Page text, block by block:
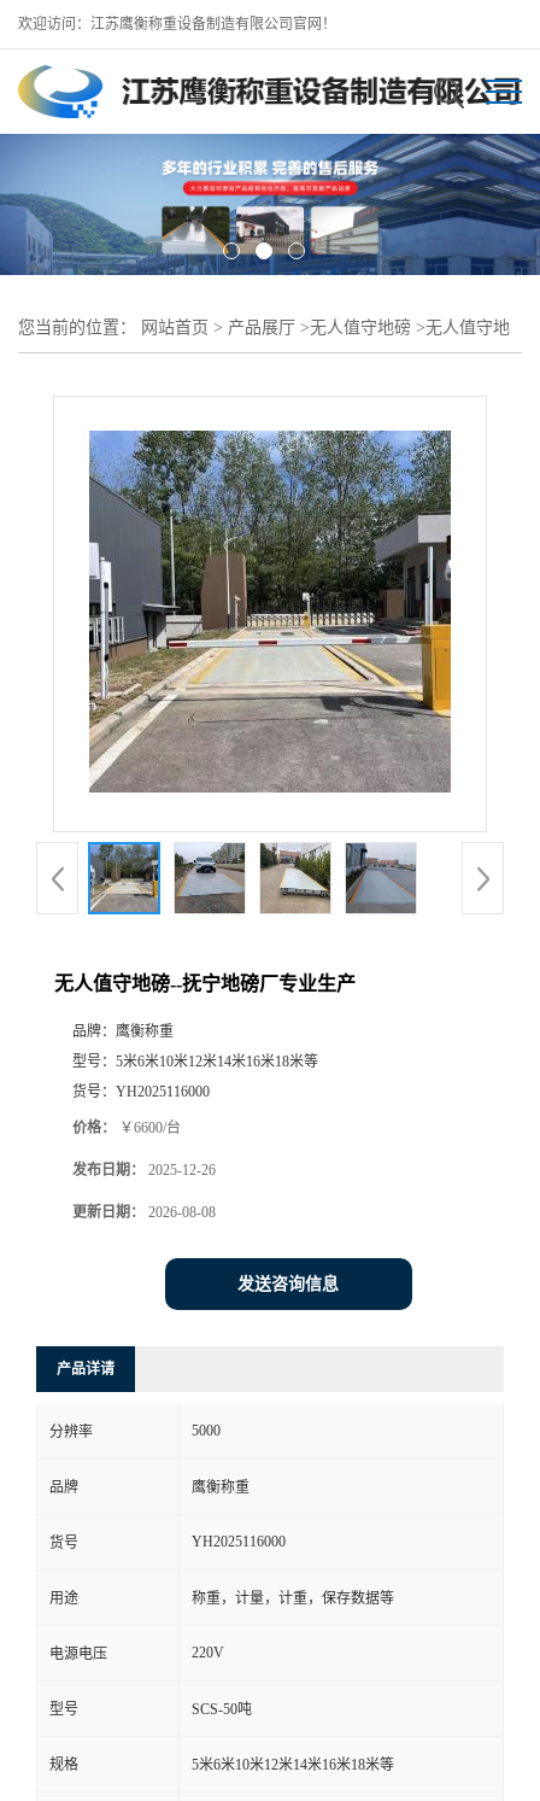
欢迎访问：江苏鹰衡称重设备制造有限公司官网！
您当前的位置： 网站首页 > 产品展厅 >无人值守地磅 >无人值守地
无人值守地磅--抚宁地磅厂专业生产
品牌： 鹰衡称重
型号： 5米6米10米12米14米16米18米等
货号： YH2025116000
价格： ￥6600/台
发布日期： 2025-12-26
更新日期： 2026-08-08
发送咨询信息
产品详请
分辨率 5000
品牌 鹰衡称重
货号 YH2025116000
用途 称重，计量，计重，保存数据等
电源电压 220V
型号 SCS-50吨
规格 5米6米10米12米14米16米18米等